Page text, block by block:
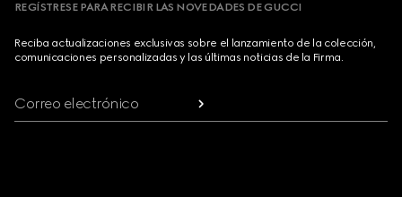
REGÍSTRESE PARA RECIBIR LAS NOVEDADES DE GUCCI
Reciba actualizaciones exclusivas sobre el lanzamiento de la colección,
comunicaciones personalizadas y las últimas noticias de la Firma.
Correo electrónico